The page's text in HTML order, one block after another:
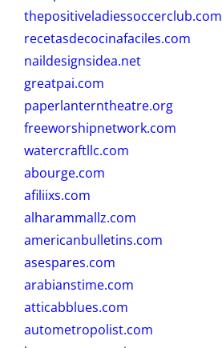
thepositiveladiessoccerclub.com
recetasdecocinafaciles.com
naildesignsidea.net
greatpai.com
paperlanterntheatre.org
freeworshipnetwork.com
watercraftllc.com
abourge.com
afiliixs.com
alharammallz.com
americanbulletins.com
asespares.com
arabianstime.com
atticabblues.com
autometropolist.com